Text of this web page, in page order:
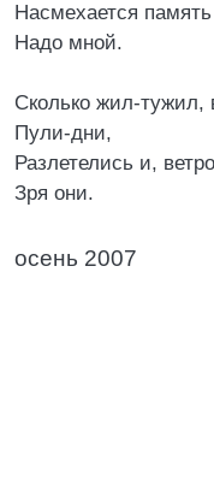
Насмехается
Надо мной.
Сколько жил-тужил,
Пули-дни,
Разлетелись и,
Зря они.
осень 2007